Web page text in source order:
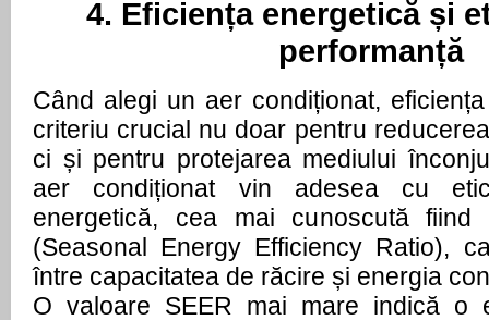
4. Eficiența energetică și
performanță
Când alegi un aer condiționat,
criteriu crucial nu doar pentru
ci și pentru protejarea mediului
aer condiționat vin adesea cu
energetică, cea mai cunoscută fiind
(Seasonal Energy Efficiency Ratio),
între capacitatea de răcire și energia
O valoare SEER mai mare indică o